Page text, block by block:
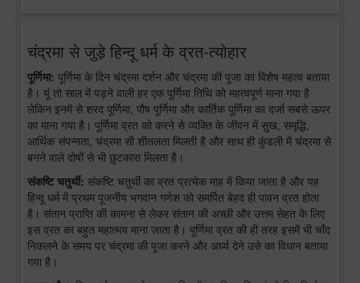
चंद्रमा से जुड़े हिन्दू धर्म के व्रत-त्योहार
पूर्णिमा: पूर्णिमा के दिन चंद्रमा दर्शन और चंद्रमा की पूजा का विशेष महत्व बताया
है। यूं तो साल में पड़ने वाली हर एक पूर्णिमा तिथि को महत्वपूर्ण माना गया है
लेकिन इनमें से शरद पूर्णिमा, पौष पूर्णिमा और कार्तिक पूर्णिमा का दर्जा सबसे ऊपर
का माना गया है। पूर्णिमा व्रत को करने से व्यक्ति के जीवन में सुख, समृद्धि,
आर्थिक संपन्नता, चंद्रमा सी शीतलता मिलती है और साथ ही कुंडली में चंद्रमा से
बनने वाले दोषों से भी छुटकारा मिलता है।
संकष्टि चतुर्थी: संकष्टि चतुर्थी का व्रत प्रत्येक माह में किया जाता है और यह
हिन्दू धर्म में प्रथम पूजनीय भगवान गणेश को समर्पित बेहद ही पावन व्रत होता
है। संतान प्राप्ति की कामना से लेकर संतान की अच्छी और उत्तम सेहत के लिए
इस व्रत का बहुत महात्मय माना जाता है। पूर्णिमा व्रत की ही तरह इसमें भी चाँद
निकलने के समय पर चंद्रमा की पूजा करने और अर्घ्य देने उसे का विधान बताया
गया है।